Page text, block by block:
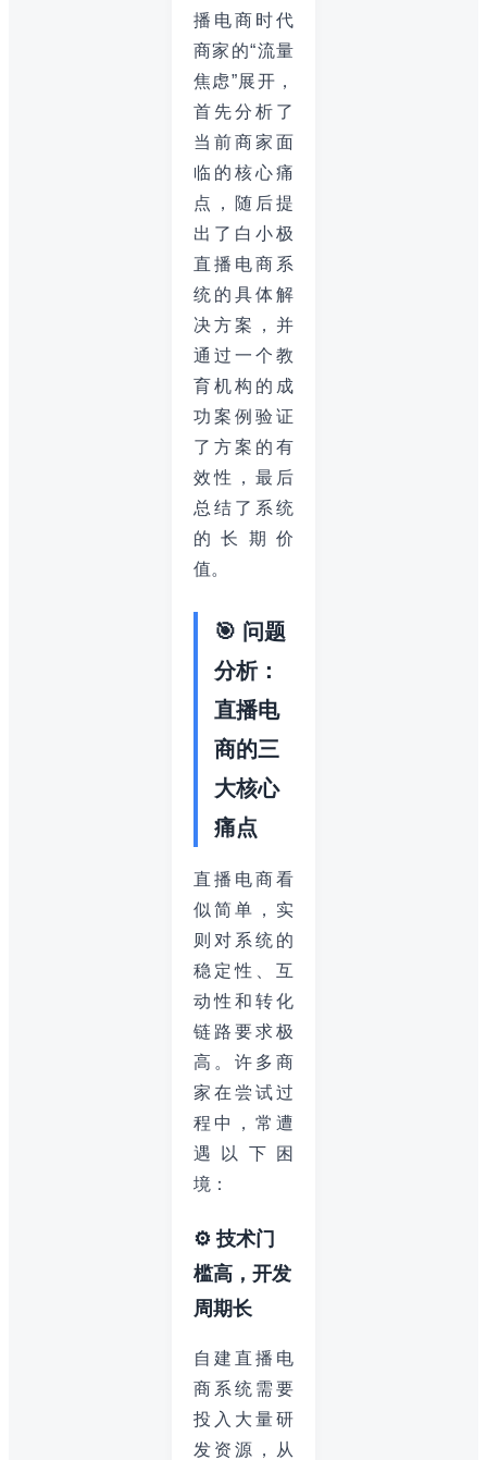
播电商时代
商家的“流量
焦虑”展开，
首先分析了
当前商家面
临的核心痛
点，随后提
出了白小极
直播电商系
统的具体解
决方案，并
通过一个教
育机构的成
功案例验证
了方案的有
效性，最后
总结了系统
的长期价
值。
🎯 问题
分析：
直播电
商的三
大核心
痛点
直播电商看
似简单，实
则对系统的
稳定性、互
动性和转化
链路要求极
高。许多商
家在尝试过
程中，常遭
遇以下困
境：
⚙️ 技术门
槛高，开发
周期长
自建直播电
商系统需要
投入大量研
发资源，从